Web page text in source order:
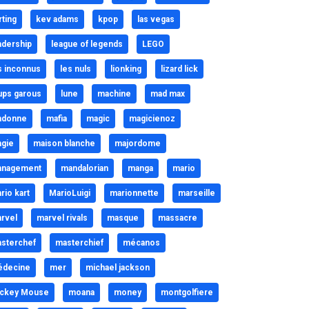
kev adams kpop las vegas
league of legends LEGO
inconnus les nuls lionking lizard lick
garous lune machine mad max
mafia magic magicienoz
maison blanche majordome
mandalorian manga mario
kart MarioLuigi marionnette marseille
marvel rivals masque massacre
masterchief mécanos
mer michael jackson
Mouse moana money montgolfiere